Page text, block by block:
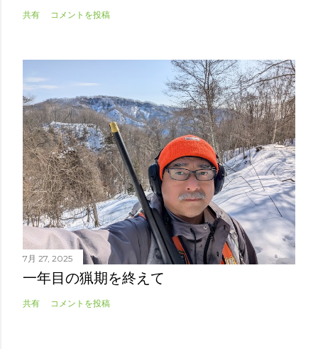
共有 コメントを投稿
7月 27, 2025
一年目の猟期を終えて
共有 コメントを投稿